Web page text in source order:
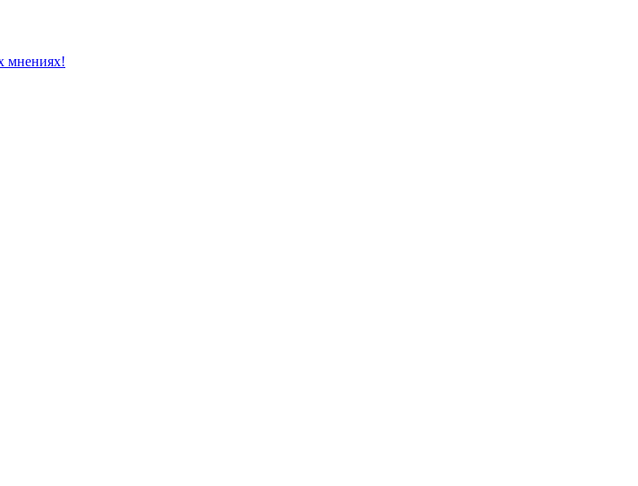
мнениях!